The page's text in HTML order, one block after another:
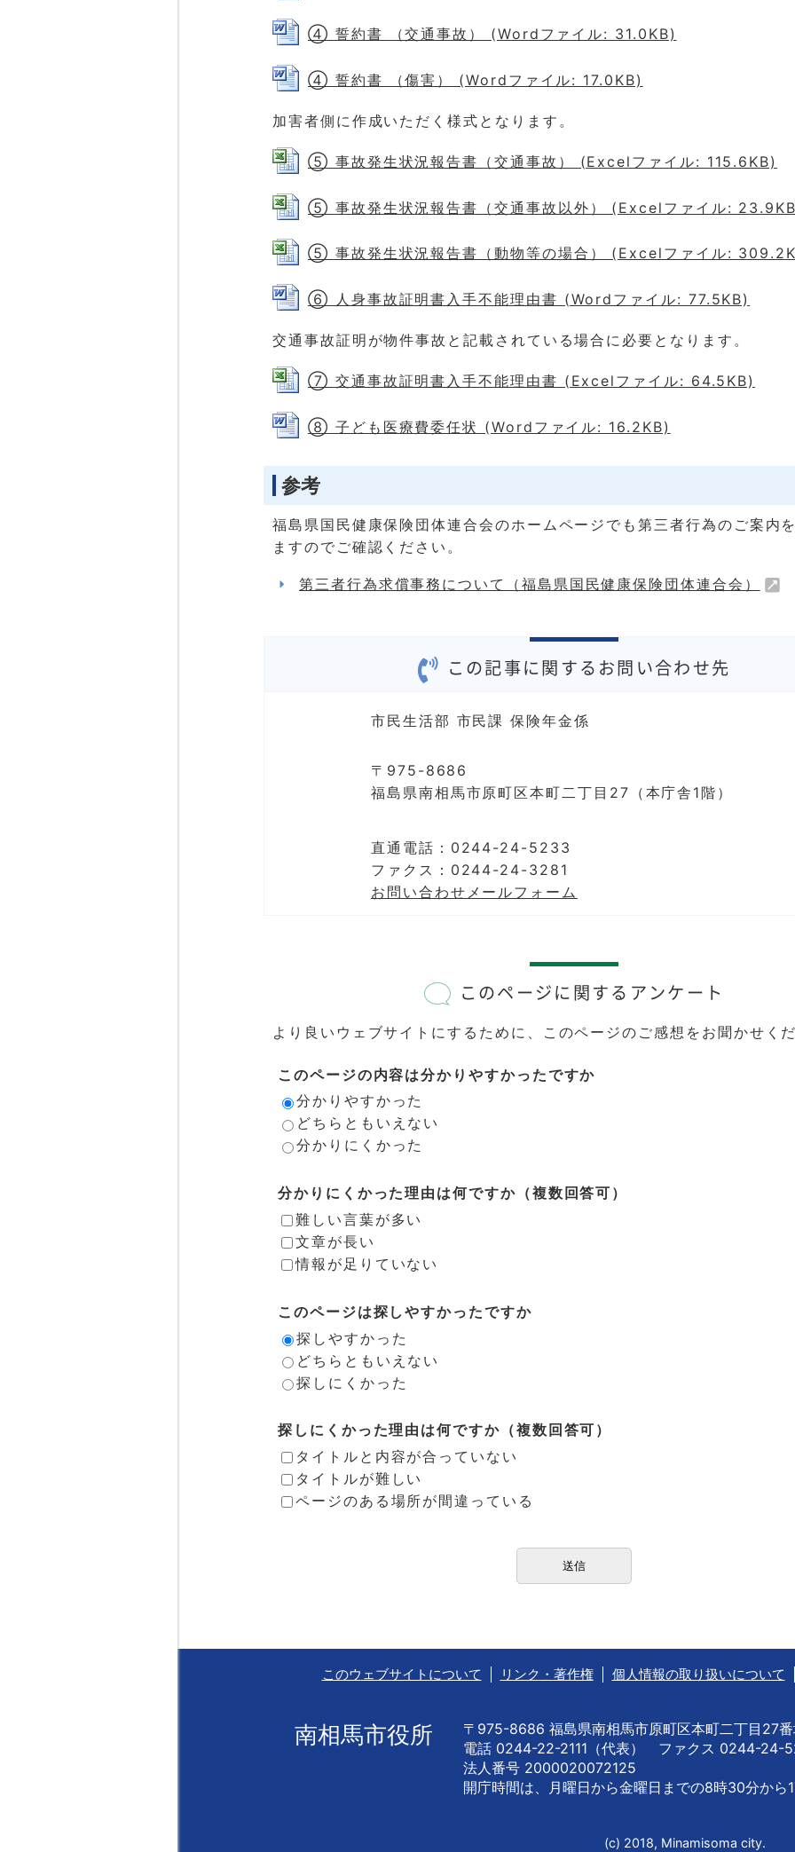
④ 誓約書 （交通事故） (Wordファイル: 31.0KB)
④ 誓約書 （傷害） (Wordファイル: 17.0KB)
加害者側に作成いただく様式となります。
⑤ 事故発生状況報告書（交通事故） (Excelファイル: 115.6KB)
⑤ 事故発生状況報告書（交通事故以外） (Excelファイル:
⑤ 事故発生状況報告書（動物等の場合） (Excelファイル:
⑥ 人身事故証明書入手不能理由書 (Wordファイル: 77.5KB)
交通事故証明が物件事故と記載されている場合に必要となります。
⑦ 交通事故証明書入手不能理由書 (Excelファイル: 64.5KB)
⑧ 子ども医療費委任状 (Wordファイル: 16.2KB)
参考
福島県国民健康保険団体連合会のホームページでも第三者行為のご案内
ますのでご確認ください。
第三者行為求償事務について（福島県国民健康保険団体連合会）
この記事に関するお問い合わせ先
市民生活部 市民課 保険年金係
〒975-8686
福島県南相馬市原町区本町二丁目27（本庁舎1階）
直通電話：0244-24-5233
ファクス：0244-24-3281
お問い合わせメールフォーム
このページに関するアンケート
より良いウェブサイトにするために、このページのご感想をお聞かせく
このページの内容は分かりやすかったですか
分かりやすかった
どちらともいえない
分かりにくかった
分かりにくかった理由は何ですか（複数回答可）
難しい言葉が多い
文章が長い
情報が足りていない
このページは探しやすかったですか
探しやすかった
どちらともいえない
探しにくかった
探しにくかった理由は何ですか（複数回答可）
タイトルと内容が合っていない
タイトルが難しい
ページのある場所が間違っている
このウェブサイトについて リンク・著作権 個人情報の取り扱いについて
南相馬市役所
〒975-8686 福島県南相馬市原町区本町二丁目27
電話 0244-22-2111（代表） ファクス 0244-24-
法人番号 2000020072125
開庁時間は、月曜日から金曜日までの8時30分から
(c) 2018, Minamisoma city.